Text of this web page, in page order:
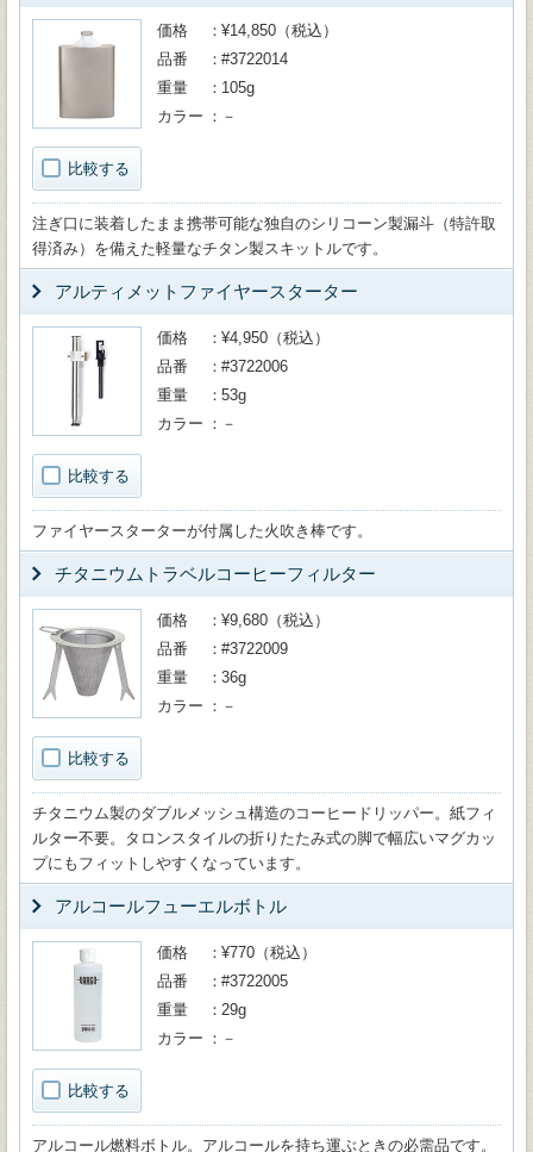
比較する
価格
¥14,850（税込）
品番
#3722014
重量
105g
カラー
－
注ぎ口に装着したまま携帯可能な独自のシリコーン製漏斗（特許取
得済み）を備えた軽量なチタン製スキットルです。
アルティメットファイヤースターター
比較する
価格
¥4,950（税込）
品番
#3722006
重量
53g
カラー
－
ファイヤースターターが付属した火吹き棒です。
チタニウムトラベルコーヒーフィルター
比較する
価格
¥9,680（税込）
品番
#3722009
重量
36g
カラー
－
チタニウム製のダブルメッシュ構造のコーヒードリッパー。紙フィ
ルター不要。タロンスタイルの折りたたみ式の脚で幅広いマグカッ
プにもフィットしやすくなっています。
アルコールフューエルボトル
比較する
価格
¥770（税込）
品番
#3722005
重量
29g
カラー
－
アルコール燃料ボトル。アルコールを持ち運ぶときの必需品です。